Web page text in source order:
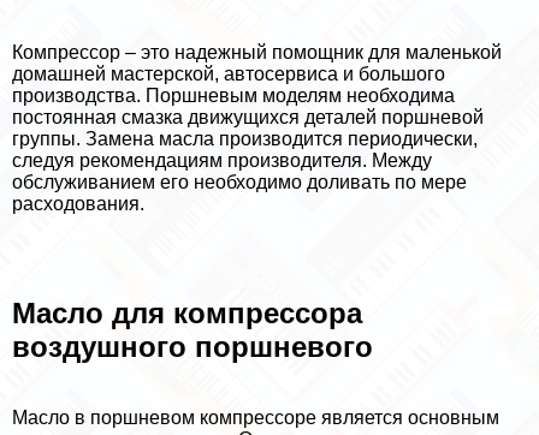
Компрессор – это надежный помощник для маленькой
домашней мастерской, автосервиса и большого
производства. Поршневым моделям необходима
постоянная смазка движущихся деталей поршневой
группы. Замена масла производится периодически,
следуя рекомендациям производителя. Между
обслуживанием его необходимо доливать по мере
расходования.
Масло для компрессора
воздушного поршневого
Масло в поршневом компрессоре является основным